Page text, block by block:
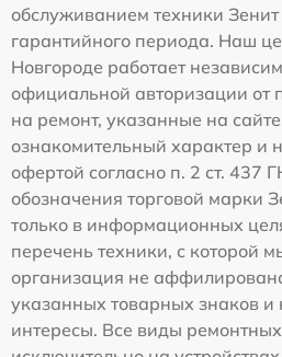
обслуживанием техники Зенит
гарантийного периода. Наш
Новгороде работает
официальной авторизации от
на ремонт, указанные на
ознакомительный характер и
офертой согласно п. 2 ст. 437
обозначения торговой марки
только в информационных
перечень техники, с которой
организация не
указанных товарных знаков и
интересы. Все виды